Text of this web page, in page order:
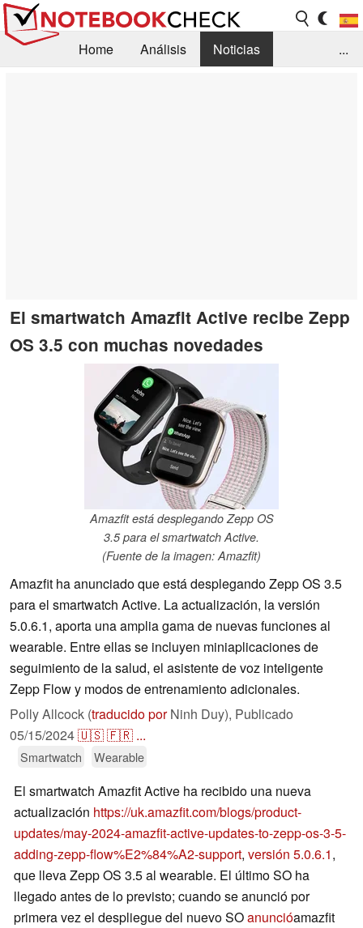
Home Análisis
Noticias
...
El smartwatch Amazfit Active recibe Zepp
OS 3.5 con muchas novedades
Amazfit está desplegando Zepp OS
3.5 para el smartwatch Active.
(Fuente de la imagen: Amazfit)
Amazfit ha anunciado que está desplegando Zepp OS 3.5
para el smartwatch Active. La actualización, la versión
5.0.6.1, aporta una amplia gama de nuevas funciones al
wearable. Entre ellas se incluyen miniaplicaciones de
seguimiento de la salud, el asistente de voz inteligente
Zepp Flow y modos de entrenamiento adicionales.
Polly Allcock (traducido porNinh Duy), Publicado
05/15/2024🇺🇸🇫🇷 ...
Smartwatch Wearable
El smartwatch Amazfit Active ha recibido una nueva
actualización https://uk.amazfit.com/blogs/product-
updates/may-2024-amazfit-active-updates-to-zepp-os-3-5-
adding-zepp-flow%E2%84%A2-support, versión 5.0.6.1,
que lleva Zepp OS 3.5 al wearable. El último SO ha
llegado antes de lo previsto; cuando se anunció por
primera vez el despliegue del nuevo SOanuncióamazfit